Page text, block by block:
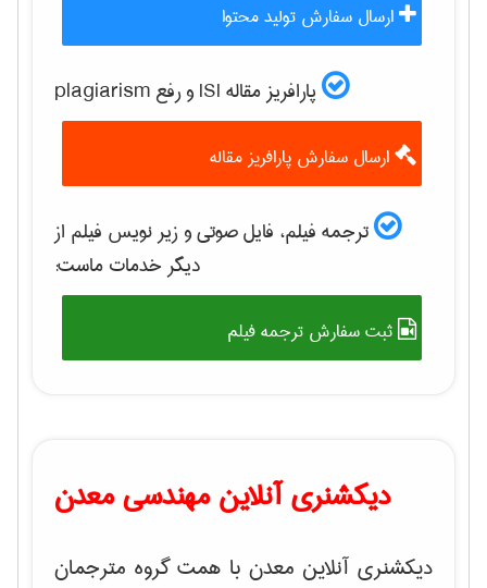
ارسال سفارش تولید محتوا
پارافریز مقاله ISI و رفع plagiarism
ارسال سفارش پارافریز مقاله
ترجمه فیلم، فایل صوتی و زیر نویس فیلم از
دیگر خدمات ماست:
ثبت سفارش ترجمه فیلم
دیکشنری آنلاین مهندسی معدن
دیکشنری آنلاین معدن با همت گروه مترجمان